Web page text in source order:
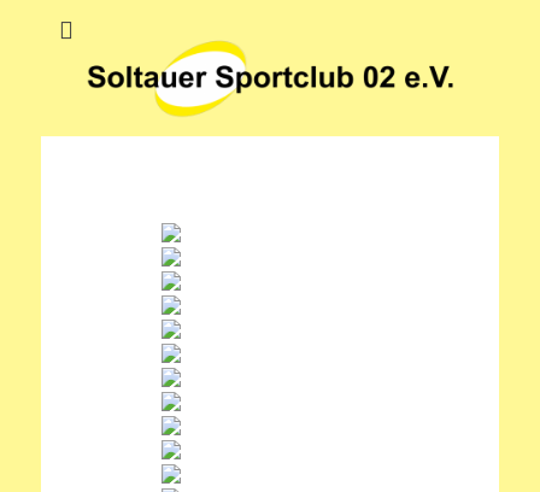
02 e.V.
Soltauer Sportclub 02 e.V.